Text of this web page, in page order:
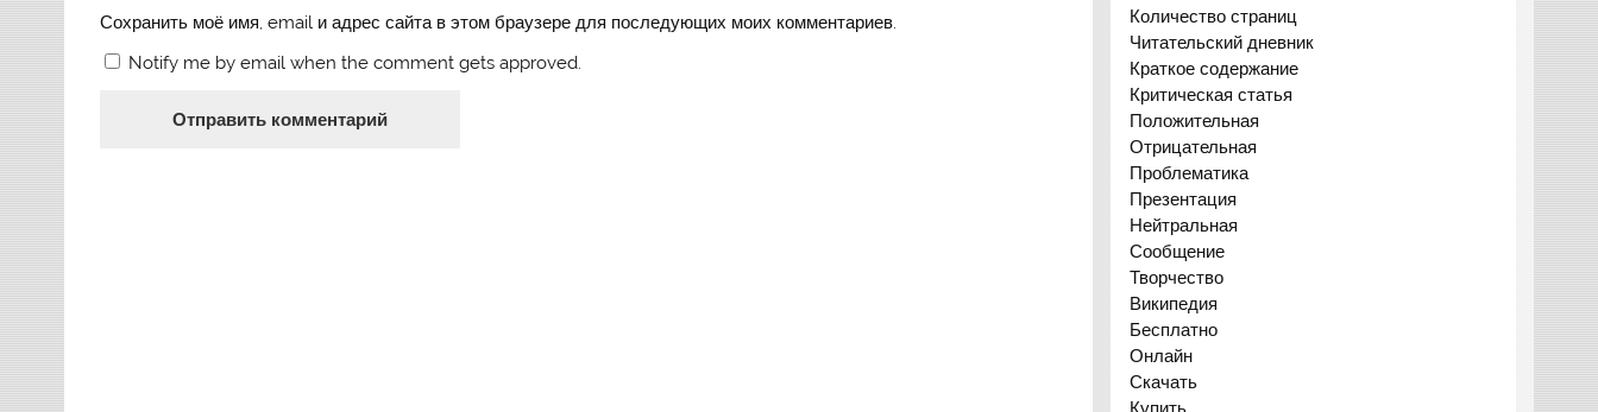
Сохранить моё имя, email и адрес сайта в этом браузере для последующих моих комментариев.
Notify me by email when the comment gets approved.
Количество страниц
Читательский дневник
Краткое содержание
Критическая статья
Положительная
Отрицательная
Проблематика
Презентация
Нейтральная
Сообщение
Творчество
Википедия
Бесплатно
Онлайн
Скачать